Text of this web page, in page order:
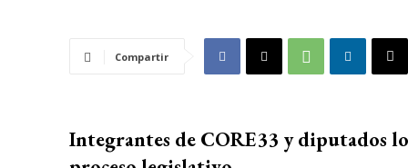
Compartir
Integrantes de CORE33 y diputados